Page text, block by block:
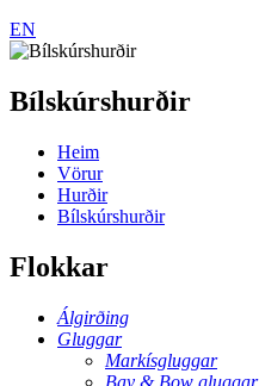
EN
Bílskúrshurðir
Heim
Vörur
Hurðir
Bílskúrshurðir
Flokkar
Álgirðing
Gluggar
Markísgluggar
Bay & Bow gluggar